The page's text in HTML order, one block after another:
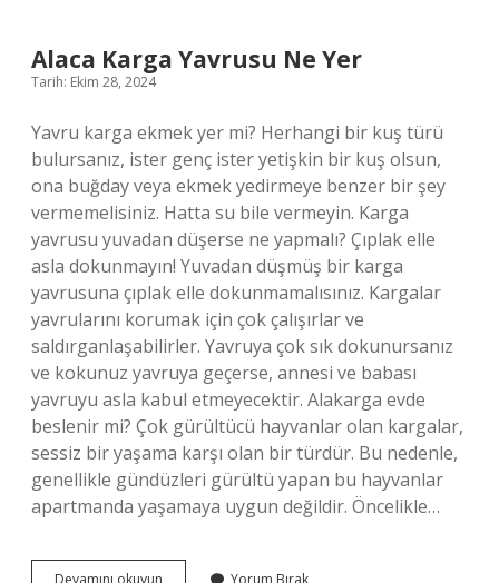
Alaca Karga Yavrusu Ne Yer
Tarih: Ekim 28, 2024
Yavru karga ekmek yer mi? Herhangi bir kuş türü
bulursanız, ister genç ister yetişkin bir kuş olsun,
ona buğday veya ekmek yedirmeye benzer bir şey
vermemelisiniz. Hatta su bile vermeyin. Karga
yavrusu yuvadan düşerse ne yapmalı? Çıplak elle
asla dokunmayın! Yuvadan düşmüş bir karga
yavrusuna çıplak elle dokunmamalısınız. Kargalar
yavrularını korumak için çok çalışırlar ve
saldırganlaşabilirler. Yavruya çok sık dokunursanız
ve kokunuz yavruya geçerse, annesi ve babası
yavruyu asla kabul etmeyecektir. Alakarga evde
beslenir mi? Çok gürültücü hayvanlar olan kargalar,
sessiz bir yaşama karşı olan bir türdür. Bu nedenle,
genellikle gündüzleri gürültü yapan bu hayvanlar
apartmanda yaşamaya uygun değildir. Öncelikle…
Devamını okuyun Yorum Bırak